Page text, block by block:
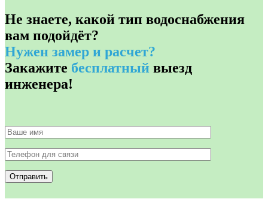
Не знаете, какой тип водоснабжения
вам подойдёт?
Нужен замер и расчет?
Закажите бесплатный выезд
инженера!